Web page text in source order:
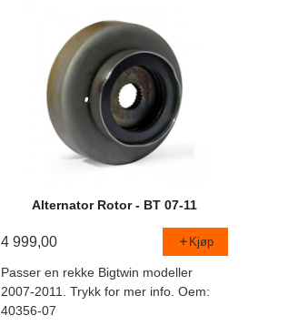
Alternator Rotor - BT 07-11
4 999,00 Kjøp
Passer en rekke Bigtwin modeller
2007-2011. Trykk for mer info. Oem:
40356-07